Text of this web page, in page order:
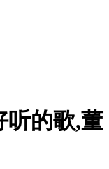
听的歌,董